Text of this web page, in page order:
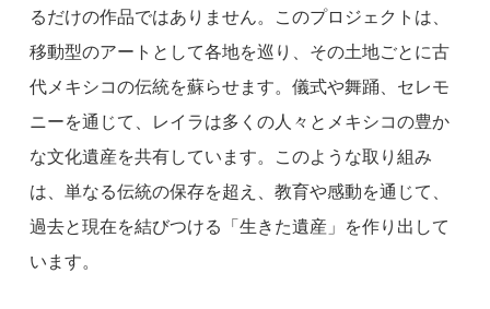
るだけの作品ではありません。このプロジェクトは、
移動型のアートとして各地を巡り、その土地ごとに古
代メキシコの伝統を蘇らせます。儀式や舞踊、セレモ
ニーを通じて、レイラは多くの人々とメキシコの豊か
な文化遺産を共有しています。このような取り組み
は、単なる伝統の保存を超え、教育や感動を通じて、
過去と現在を結びつける「生きた遺産」を作り出して
います。